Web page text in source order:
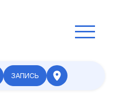
ЗАПИСЬ